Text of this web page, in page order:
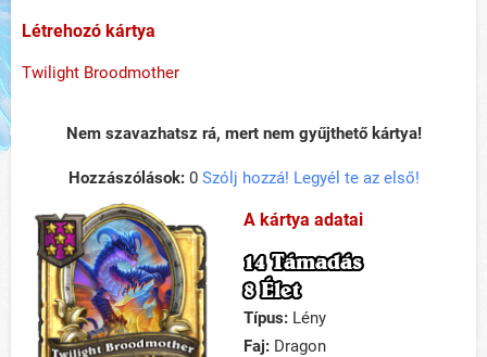
Létrehozó kártya
Twilight Broodmother
Nem szavazhatsz rá, mert nem gyűjthető kártya!
Hozzászólások:0 Szólj hozzá! Legyél te az első!
A kártya adatai
14 Támadás
8 Élet
Típus: Lény
Faj: Dragon